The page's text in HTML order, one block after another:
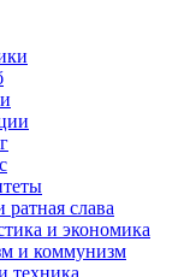
ратная слава
и экономика
и коммунизм
техника